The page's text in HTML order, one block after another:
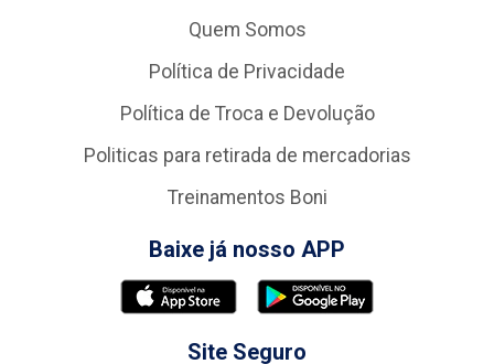
Quem Somos
Política de Privacidade
Política de Troca e Devolução
Politicas para retirada de mercadorias
Treinamentos Boni
Baixe já nosso APP
Site Seguro